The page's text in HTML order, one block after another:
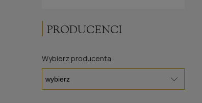
PRODUCENCI
Wybierz producenta